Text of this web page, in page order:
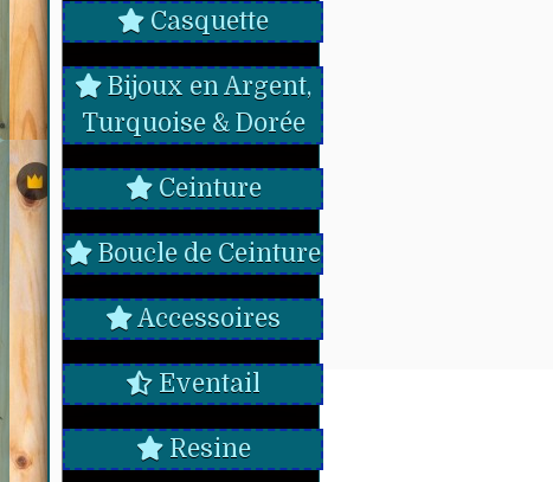
Casquette
Bijoux en Argent,
Turquoise & Dorée
Ceinture
Boucle de Ceinture
Accessoires
Eventail
Resine